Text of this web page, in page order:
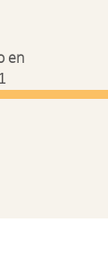
en